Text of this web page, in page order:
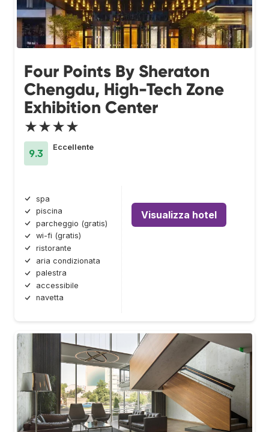
Four Points By Sheraton
Chengdu, High-Tech Zone
Exhibition Center
★★★★
9.3
Eccellente
spa
piscina
parcheggio (gratis)
wi-fi (gratis)
ristorante
aria condizionata
palestra
accessibile
navetta
Visualizza hotel